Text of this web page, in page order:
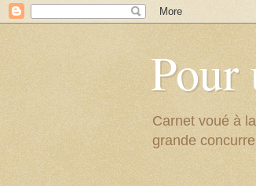
Pour
Carnet voué à
grande